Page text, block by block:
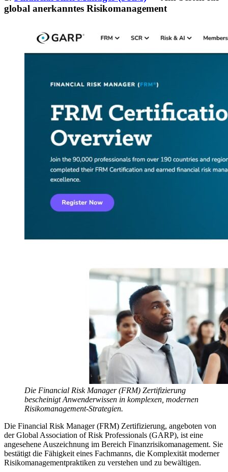
global anerkanntes Risikomanagement
Die Financial Risk Manager (FRM) Zertifizierung
bescheinigt Anwenderwissen in komplexen, modernen
Risikomanagement-Strategien.
Die Financial Risk Manager (FRM) Zertifizierung, angeboten von
der Global Association of Risk Professionals (GARP), ist eine
angesehene Auszeichnung im Bereich Finanzrisikomanagement. Sie
bestätigt die Fähigkeit eines Fachmanns, die Komplexität moderner
Risikomanagementpraktiken zu verstehen und zu bewältigen.